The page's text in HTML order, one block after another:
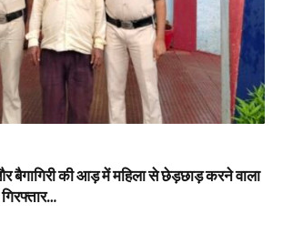
बैगागिरी की आड़ में महिला से छेड़छाड़ करने वाला
गिरफ्तार…